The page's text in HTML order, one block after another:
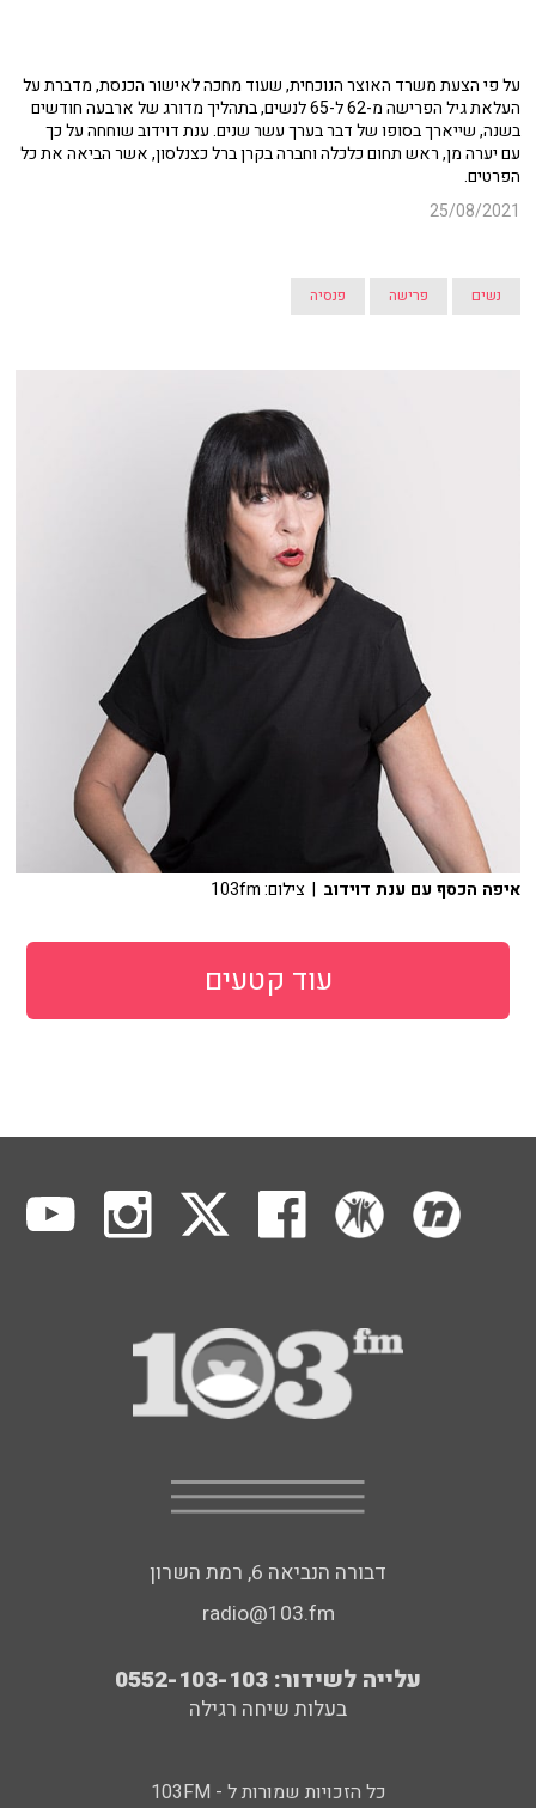
על פי הצעת משרד האוצר הנוכחית, שעוד מחכה לאישור הכנסת, מדברת על
העלאת גיל הפרישה מ-62 ל-65 לנשים, בתהליך מדורג של ארבעה חודשים
בשנה, שייארך בסופו של דבר בערך עשר שנים. ענת דוידוב שוחחה על כך
עם יערה מן, ראש תחום כלכלה וחברה בקרן ברל כצנלסון, אשר הביאה את כל
הפרטים.
25/08/2021
נשים פרישה פנסיה
איפה הכסף עם ענת דוידוב | צילום: 103fm
עוד קטעים
דבורה הנביאה 6, רמת השרון
radio@103.fm
עלייה לשידור: 0552-103-103
בעלות שיחה רגילה
כל הזכויות שמורות ל - 103FM